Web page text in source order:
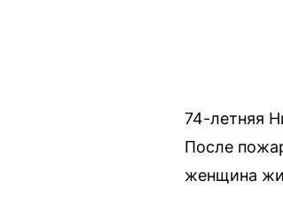
74-летняя
После
женщина